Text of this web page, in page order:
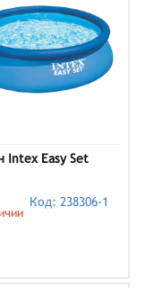
Intex Easy Set
Код: 238306-1